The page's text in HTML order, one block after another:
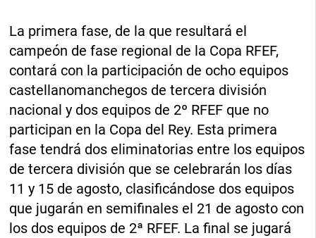
La primera fase, de la que resultará el
campeón de fase regional de la Copa RFEF,
contará con la participación de ocho equipos
castellanomanchegos de tercera división
nacional y dos equipos de 2º RFEF que no
participan en la Copa del Rey. Esta primera
fase tendrá dos eliminatorias entre los equipos
de tercera división que se celebrarán los días
11 y 15 de agosto, clasificándose dos equipos
que jugarán en semifinales el 21 de agosto con
los dos equipos de 2ª RFEF. La final se jugará